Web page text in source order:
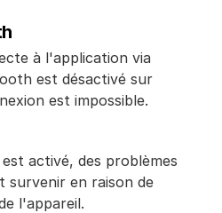
à l'application via
est désactivé sur
est impossible.
activé, des problèmes
survenir en raison de
l'appareil.